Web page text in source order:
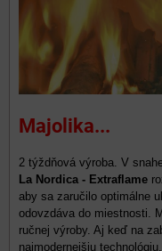
Majolika...
2 týždňová výroba. V
La Nordica - Extraflame
aby sa zaručilo optimálne
odovzdáva do miestnosti.
ručnej výroby. Aj keď na
najmodernejšiu